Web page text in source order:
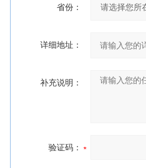
省份：
详细地址：
补充说明：
验证码：